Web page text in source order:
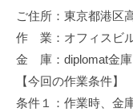
ご住所：東京都港区
作 業：オフィスビ
金 庫：diplomat金
【今回の作業条件】
条件１：作業時、金